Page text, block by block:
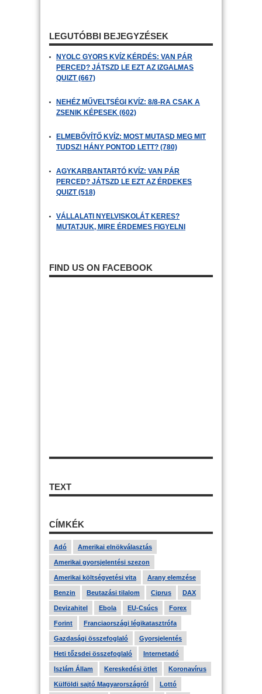
LEGUTÓBBI BEJEGYZÉSEK
NYOLC GYORS KVÍZ KÉRDÉS: VAN PÁR
PERCED? JÁTSZD LE EZT AZ IZGALMAS
QUIZT (667)
NEHÉZ MŰVELTSÉGI KVÍZ: 8/8-RA CSAK A
ZSENIK KÉPESEK (602)
ELMEBŐVÍTŐ KVÍZ: MOST MUTASD MEG MIT
TUDSZ! HÁNY PONTOD LETT? (780)
AGYKARBANTARTÓ KVÍZ: VAN PÁR
PERCED? JÁTSZD LE EZT AZ ÉRDEKES
QUIZT (518)
VÁLLALATI NYELVISKOLÁT KERES?
MUTATJUK, MIRE ÉRDEMES FIGYELNI
FIND US ON FACEBOOK
TEXT
CÍMKÉK
Adó Amerikai elnökválasztás
Amerikai gyorsjelentési szezon
Amerikai költségvetési vita Arany elemzése
Benzin Beutazási tilalom Ciprus DAX
Devizahitel Ebola EU-Csúcs Forex
Forint Franciaországi légikatasztrófa
Gazdasági összefoglaló Gyorsjelentés
Heti tőzsdei összefoglaló Internetadó
Iszlám Állam Kereskedési ötlet Koronavírus
Külföldi sajtó Magyarországról Lottó